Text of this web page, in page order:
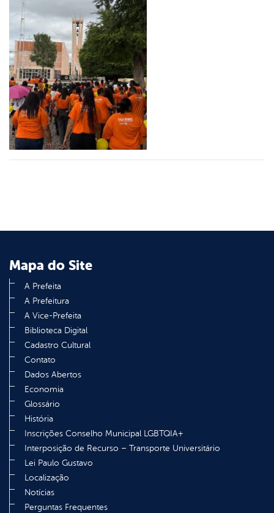
Mapa do Site
A Prefeita
A Prefeitura
A Vice-Prefeita
Biblioteca Digital
Cadastro Cultural
Contato
Dados Abertos
Economia
Glossário
História
Inscrições Conselho Municipal LGBTQIA+
Interposição de Recurso – Transporte Universitário
Lei Paulo Gustavo
Localização
Notícias
Perguntas Frequentes